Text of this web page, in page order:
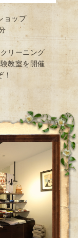
ョップ
リーニング
教室を開催